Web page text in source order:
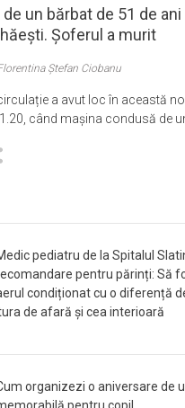
un bărbat de 51 de ani
Șoferul a murit
Ștefan Ciobanu
a avut loc în această
când mașina condusă de
pediatru de la Spitalul
pentru părinți: Să
condiționat cu o diferență
de afară și cea interioară
organizezi o aniversare de
pentru copil